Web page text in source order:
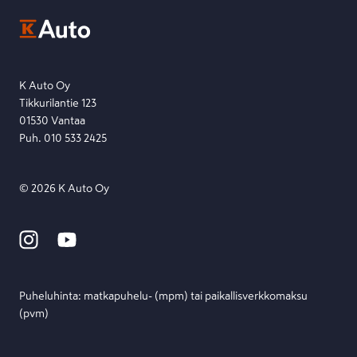
Etsi toimipiste
K Auto Oy
Tikkurilantie 123
01530 Vantaa
Puh. 010 533 2425
© 2026 K Auto Oy
Puheluhinta: matka­puhelu- (mpm) tai paikallis­verkko­maksu
(pvm)